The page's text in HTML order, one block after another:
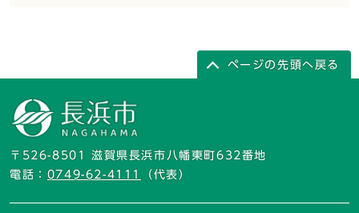
ページの先頭へ戻る
〒526-8501 滋賀県長浜市八幡東町632番地
電話： 0749-62-4111 （代表）